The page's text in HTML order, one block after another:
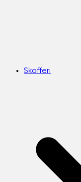
Skafferi